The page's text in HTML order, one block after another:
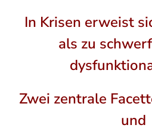
Systemtheorie
Hinweise
In Krisen erweist
als zu
Zwei zentrale
und